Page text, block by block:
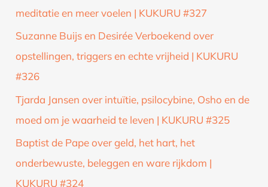
meditatie en meer voelen | KUKURU #327
Suzanne Buijs en Desirée Verboekend over
opstellingen, triggers en echte vrijheid | KUKURU
#326
Tjarda Jansen over intuïtie, psilocybine, Osho en de
moed om je waarheid te leven | KUKURU #325
Baptist de Pape over geld, het hart, het
onderbewuste, beleggen en ware rijkdom |
KUKURU #324